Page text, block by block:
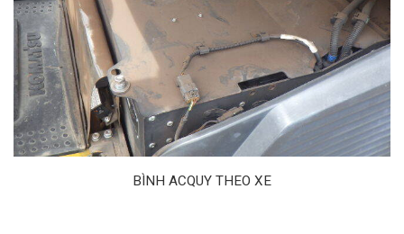
BÌNH ACQUY THEO XE